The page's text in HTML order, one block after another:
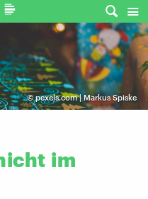
©pexels.com | Markus Spiske
im